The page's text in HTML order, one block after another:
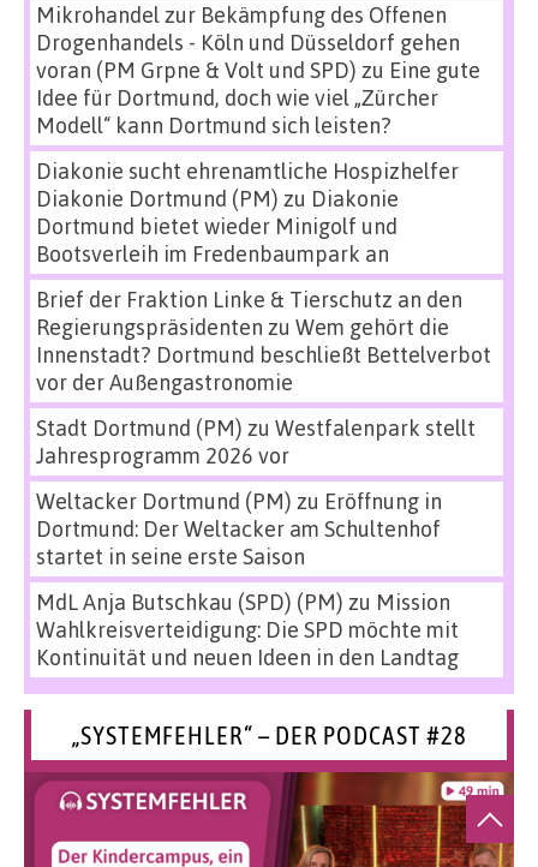
Mikrohandel zur Bekämpfung des Offenen
Drogenhandels - Köln und Düsseldorf gehen
voran (PM Grpne & Volt und SPD) zu Eine gute
Idee für Dortmund, doch wie viel „Zürcher
Modell“ kann Dortmund sich leisten?
Diakonie sucht ehrenamtliche Hospizhelfer
Diakonie Dortmund (PM) zu Diakonie
Dortmund bietet wieder Minigolf und
Bootsverleih im Fredenbaumpark an
Brief der Fraktion Linke & Tierschutz an den
Regierungspräsidenten zu Wem gehört die
Innenstadt? Dortmund beschließt Bettelverbot
vor der Außengastronomie
Stadt Dortmund (PM) zu Westfalenpark stellt
Jahresprogramm 2026 vor
Weltacker Dortmund (PM) zu Eröffnung in
Dortmund: Der Weltacker am Schultenhof
startet in seine erste Saison
MdL Anja Butschkau (SPD) (PM) zu Mission
Wahlkreisverteidigung: Die SPD möchte mit
Kontinuität und neuen Ideen in den Landtag
„SYSTEMFEHLER“ – DER PODCAST #28